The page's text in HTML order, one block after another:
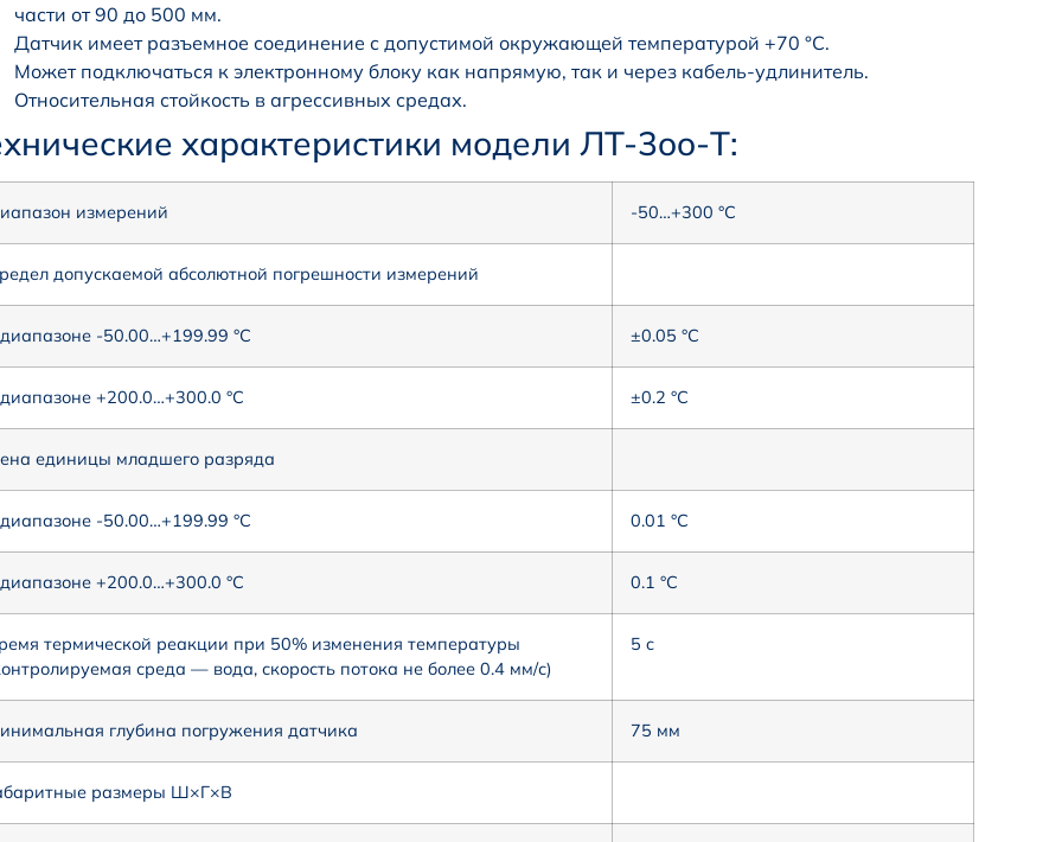
части от 90 до 500 мм.
Датчик имеет разъемное соединение с допустимой окружающей температурой +70 °С.
Может подключаться к электронному блоку как напрямую, так и через кабель-удлинитель.
Относительная стойкость в агрессивных средах.
характеристики модели ЛT-3oo-Т:
измерений -50…+300 °С
допускаемой абсолютной погрешности измерений
-50.00…+199.99 °С ±0.05 °С
+200.0…+300.0 °С ±0.2 °С
единицы младшего разряда
-50.00…+199.99 °С 0.01 °С
+200.0…+300.0 °С 0.1 °С
термической реакции при 50% изменения температуры
среда — вода, скорость потока не более 0.4 мм/с)
5 c
глубина погружения датчика 75 мм
размеры Ш×Г×В